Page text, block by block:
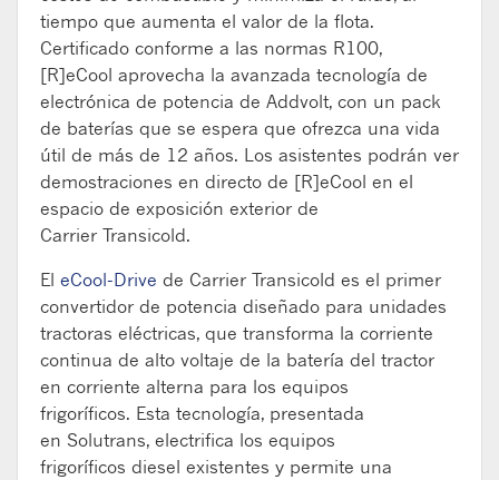
tiempo que aumenta el valor de la flota.
Certificado conforme a las normas R100,
[R]eCool aprovecha la avanzada tecnología de
electrónica de potencia de Addvolt, con un pack
de baterías que se espera que ofrezca una vida
útil de más de 12 años. Los asistentes podrán ver
demostraciones en directo de [R]eCool en el
espacio de exposición exterior de
Carrier Transicold.
El eCool-Drive de Carrier Transicold es el primer
convertidor de potencia diseñado para unidades
tractoras eléctricas, que transforma la corriente
continua de alto voltaje de la batería del tractor
en corriente alterna para los equipos
frigoríficos. Esta tecnología, presentada
en Solutrans, electrifica los equipos
frigoríficos diesel existentes y permite una